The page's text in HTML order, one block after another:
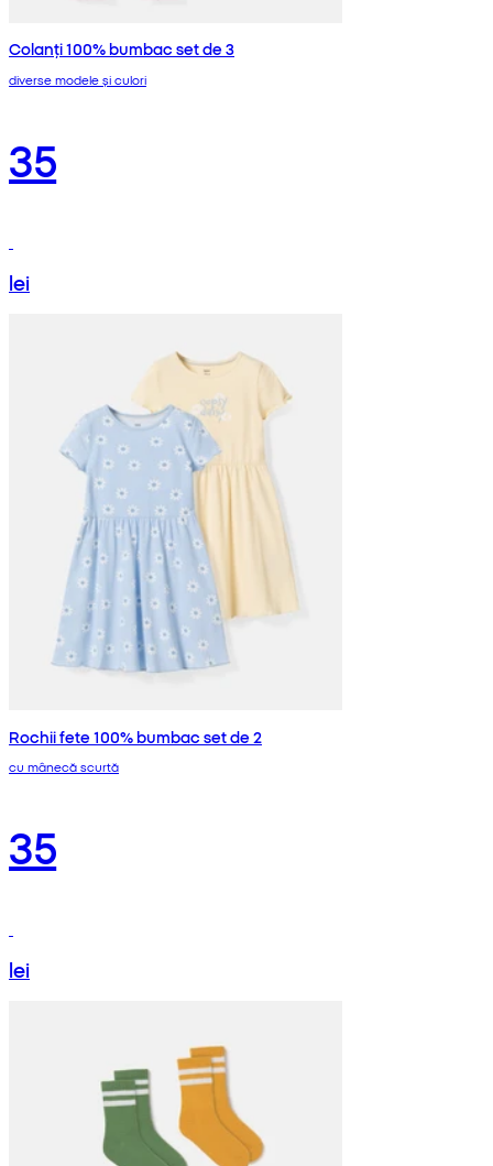
Colanți 100% bumbac set de 3
diverse modele și culori
35
lei
Rochii fete 100% bumbac set de 2
cu mânecă scurtă
35
lei